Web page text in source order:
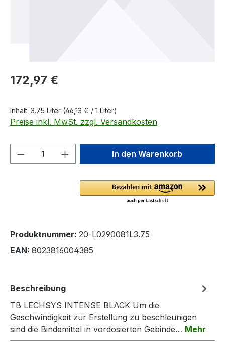
Regulärer Preis:
172,97 €
Inhalt: 3.75 Liter (46,13 € / 1 Liter)
Preise inkl. MwSt. zzgl. Versandkosten
Produkt Anzahl: Gib denIn den Warenkorb
Produktnummer: 20-L0290081L3.75
EAN: 8023816004385
Beschreibung
TB LECHSYS INTENSE BLACK Um die
Geschwindigkeit zur Erstellung zu beschleunigen
sind die Bindemittel in vordosierten Gebinde… Mehr